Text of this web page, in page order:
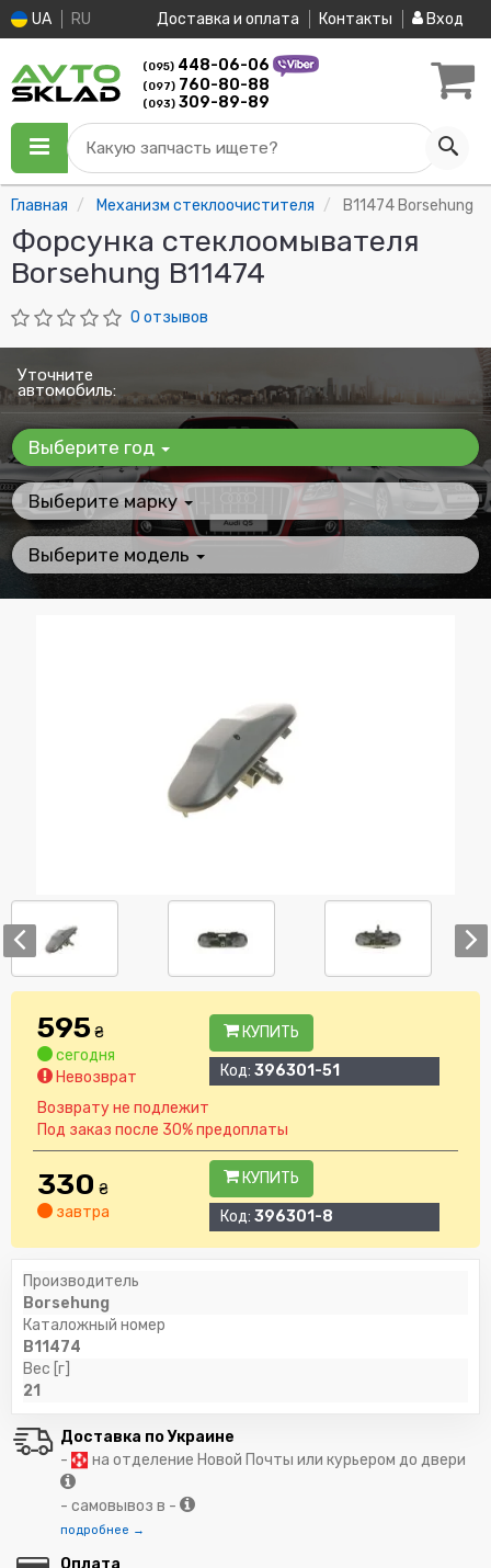
UA RU Доставка и оплата Контакты Вход
(095) 448-06-06
(097) 760-80-88
(093) 309-89-89
Какую запчасть ищете?
Главная Механизм стеклоочистителя B11474 Borsehung
Форсунка стеклоомывателя
Borsehung B11474
0 отзывов
Уточните
автомобиль:
Выберите год
Выберите марку
Выберите модель
595₴
сегодня
Невозврат
КУПИТЬ
Код: 396301-51
Возврату не подлежит
Под заказ после 30% предоплаты
330 ₴
завтра
КУПИТЬ
Код: 396301-8
Производитель
Borsehung
Каталожный номер
B11474
Вес [г]
21
Доставка по Украине
-
на отделение Новой Почты или курьером до двери
- самовывоз в -
подробнее →
Оплата